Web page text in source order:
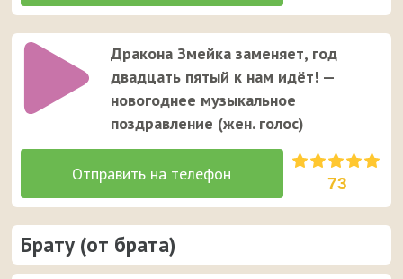
Дракона Змейка заменяет, год
двадцать пятый к нам идёт! —
новогоднее музыкальное
поздравление (жен. голос)
73
Брату (от брата)